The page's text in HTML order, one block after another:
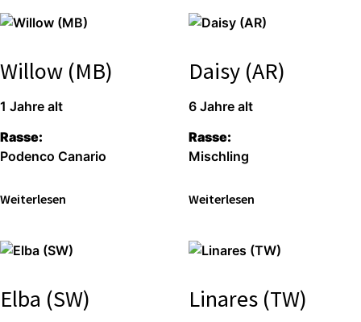
Willow (MB)
1 Jah­re alt
Ras­se:
Poden­co Cana­rio
Wei­ter­le­sen
Daisy (AR)
6 Jah­re alt
Ras­se:
Misch­ling
Wei­ter­le­sen
Elba (SW) Linares (TW)